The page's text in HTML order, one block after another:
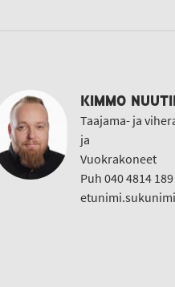
KIMMO
Taajama- ja
ja
Vuokrakoneet
Puh 040 4814 189